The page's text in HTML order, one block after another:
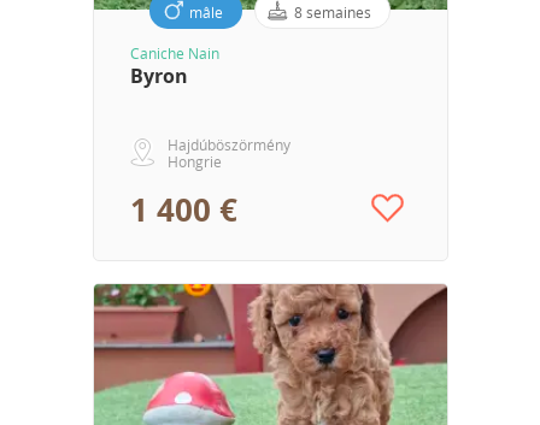
mâle 8 semaines
Caniche Nain
Byron
Hajdúböszörmény
Hongrie
1 400 €